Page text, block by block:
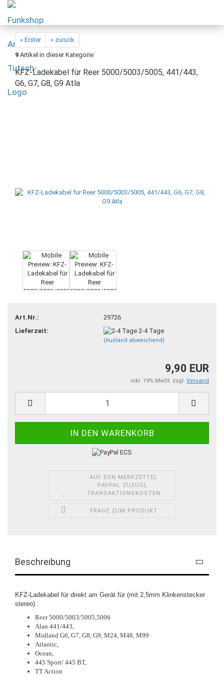
« Erster
« zurück
9 Artikel in dieser Kategorie
KFZ-Ladekabel für Reer 5000/5003/5005, 441/443,
G6, G7, G8, G9 Atla
Art.Nr.:
29726
Lieferzeit:
2-4 Tage
(Ausland abweichend)
9,90 EUR
inkl. 19% MwSt. zzgl. Versand
AUF DEN MERKZETTEL
PAYPAL ZUZÜGL.
TRANSAKTIONSKOSTEN
FRAGE ZUM PRODUKT
Beschreibung
KFZ-Ladekabel für direkt am Gerät für (mit 2,5mm Klinkenstecker
stereo) :
Reer 5000/5003/5005,5006
Alan 441/443,
Midland G6, G7, G8, G9, M24, M48, M99
Atlantic,
Ocean,
445 Sport/ 445 BT,
TT Action